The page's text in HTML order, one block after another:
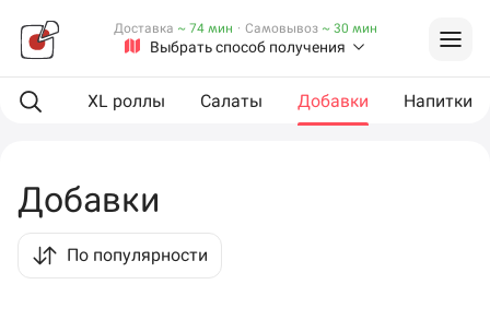
Выбрать способ получения
Доставка ~ 74 мин · Самовывоз ~ 30 мин
Роллы XL роллы Салаты Добавки Напитки
Добавки
По популярности